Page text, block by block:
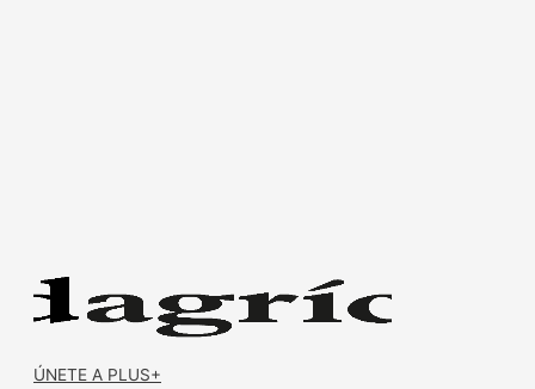
ÚNETE A PLUS+